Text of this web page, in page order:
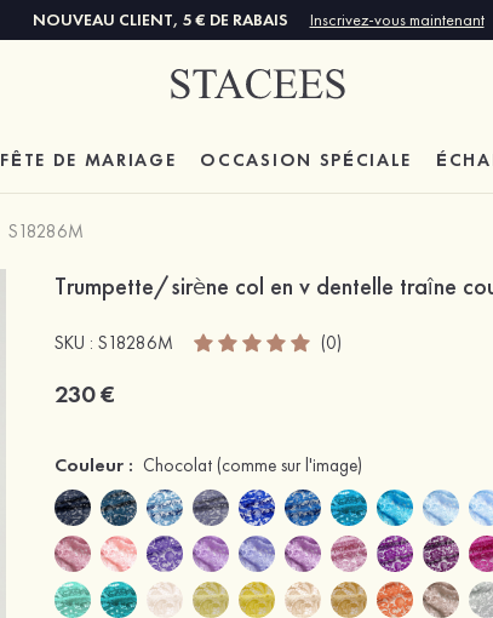
NOUVEAU CLIENT, 5 € DE RABAIS Inscrivez-vous maintenant
FÊTE DE MARIAGE OCCASION SPÉCIALE
S18286M
Trumpette/sirène col en v dentelle traîne
SKU : S18286M (0)
230 €
Couleur : Chocolat (comme sur l'image)